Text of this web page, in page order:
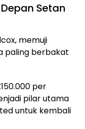
Setan
memuji
paling berbakat
per
pilar utama
untuk kembali